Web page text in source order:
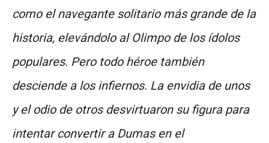
como el navegante solitario más grande de la
historia, elevándolo al Olimpo de los ídolos
populares. Pero todo héroe también
desciende a los infiernos. La envidia de unos
y el odio de otros desvirtuaron su figura para
intentar convertir a Dumas en el